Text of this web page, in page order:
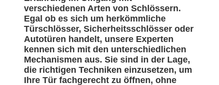
verschiedenen Arten von Schlössern.
Egal ob es sich um herkömmliche
Türschlösser, Sicherheitsschlösser oder
Autotüren handelt, unsere Experten
kennen sich mit den unterschiedlichen
Mechanismen aus. Sie sind in der Lage,
die richtigen Techniken einzusetzen, um
Ihre Tür fachgerecht zu öffnen, ohne